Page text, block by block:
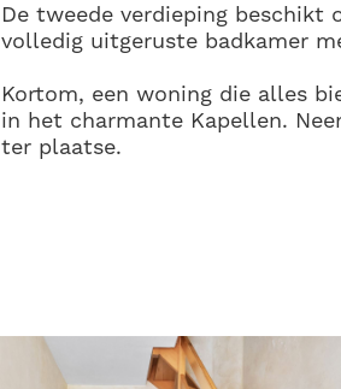
De tweede verdieping beschikt
volledig uitgeruste badkamer
Kortom, een woning die alles
in het charmante Kapellen.
ter plaatse.